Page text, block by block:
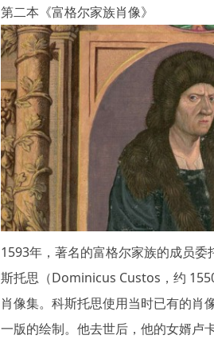
第二本《富格尔家族肖像》
1593年，著名的富格尔家族的成员委
斯托思（Dominicus Custos，约
肖像集。科斯托思使用当时已有的肖
一版的绘制。他去世后，他的女婿卢